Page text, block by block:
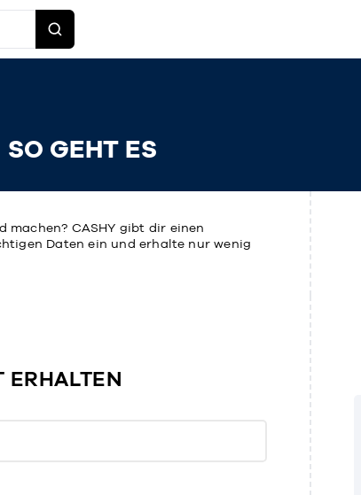
GEHT ES
machen? CASHY gibt dir einen
Daten ein und erhalte nur wenig
ERHALTEN